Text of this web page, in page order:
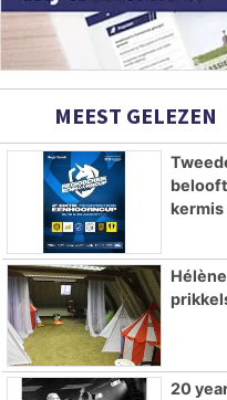
MEEST GELEZEN
kermis
20